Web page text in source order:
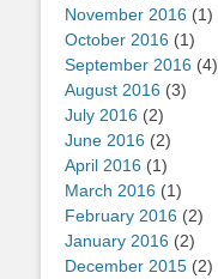
November 2016 (1)
October 2016 (1)
September 2016 (4)
August 2016 (3)
July 2016 (2)
June 2016 (2)
April 2016 (1)
March 2016 (1)
February 2016 (2)
January 2016 (2)
December 2015 (2)